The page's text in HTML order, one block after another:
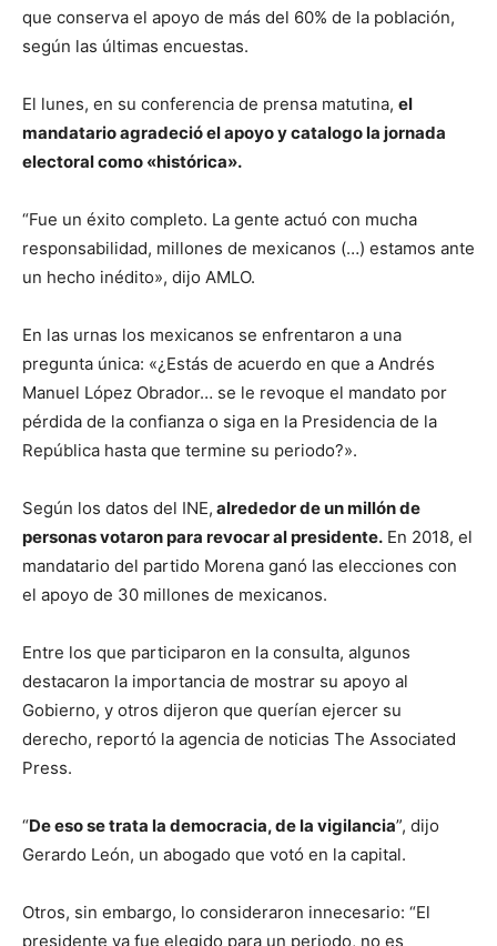
que conserva el apoyo de más del 60% de la población,
según las últimas encuestas.
El lunes, en su conferencia de prensa matutina, el
mandatario agradeció el apoyo y catalogo la jornada
electoral como «histórica».
“Fue un éxito completo. La gente actuó con mucha
responsabilidad, millones de mexicanos (…) estamos ante
un hecho inédito», dijo AMLO.
En las urnas los mexicanos se enfrentaron a una
pregunta única: «¿Estás de acuerdo en que a Andrés
Manuel López Obrador… se le revoque el mandato por
pérdida de la confianza o siga en la Presidencia de la
República hasta que termine su periodo?».
Según los datos del INE, alrededor de un millón de
personas votaron para revocar al presidente. En 2018, el
mandatario del partido Morena ganó las elecciones con
el apoyo de 30 millones de mexicanos.
Entre los que participaron en la consulta, algunos
destacaron la importancia de mostrar su apoyo al
Gobierno, y otros dijeron que querían ejercer su
derecho, reportó la agencia de noticias The Associated
Press.
“De eso se trata la democracia, de la vigilancia”, dijo
Gerardo León, un abogado que votó en la capital.
Otros, sin embargo, lo consideraron innecesario: “El
presidente ya fue elegido para un periodo, no es